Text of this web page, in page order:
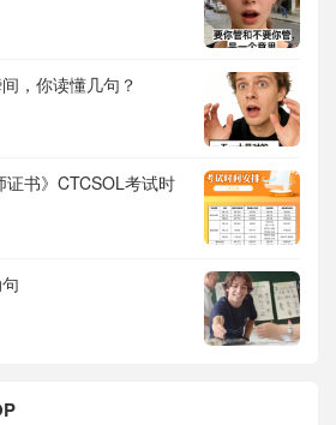
，你读懂几句？
书》CTCSOL考试时